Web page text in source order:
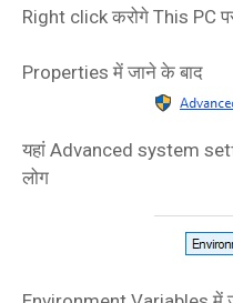
Right click करोगे This PC
Properties में जाने के बाद
यहां Advanced system
लोग